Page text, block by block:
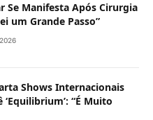
Se Manifesta Após Cirurgia
um Grande Passo”
Shows Internacionais
‘Equilibrium’: “É Muito